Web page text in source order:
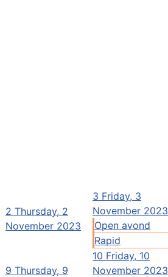
2 Thursday, 2
November 2023
3 Friday, 3
November 2023
Open avond
Rapid
9 Thursday, 9
10 Friday, 10
November 2023